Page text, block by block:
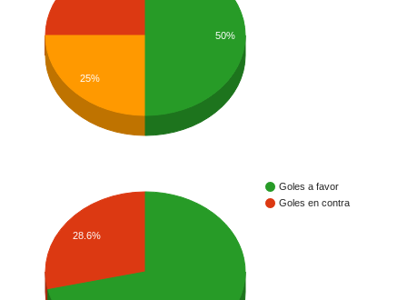
25%
50%
Goles a favor
Goles en contra
28.6%